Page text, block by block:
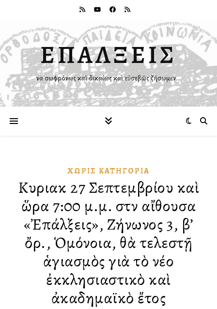
ΕΠΑΛΞΕΙΣ
Ἵνα σωφρόνως καὶ δικαίως καὶ εὐσεβῶς ζήσωμεν…
ΧΩΡΊΣ ΚΑΤΗΓΟΡΊΑ
Κυριακὴ 27 Σεπτεμβρίου καὶ
ὥρα 7:00 μ.μ. στὴν αἴθουσα
«Ἐπάλξεις», Ζήνωνος 3, β’
ὄρ., Ὁμόνοια, θὰ τελεστῇ
ἁγιασμὸς γιὰ τὸ νέο
ἐκκλησιαστικὸ καὶ
ἀκαδημαϊκὸ ἔτος